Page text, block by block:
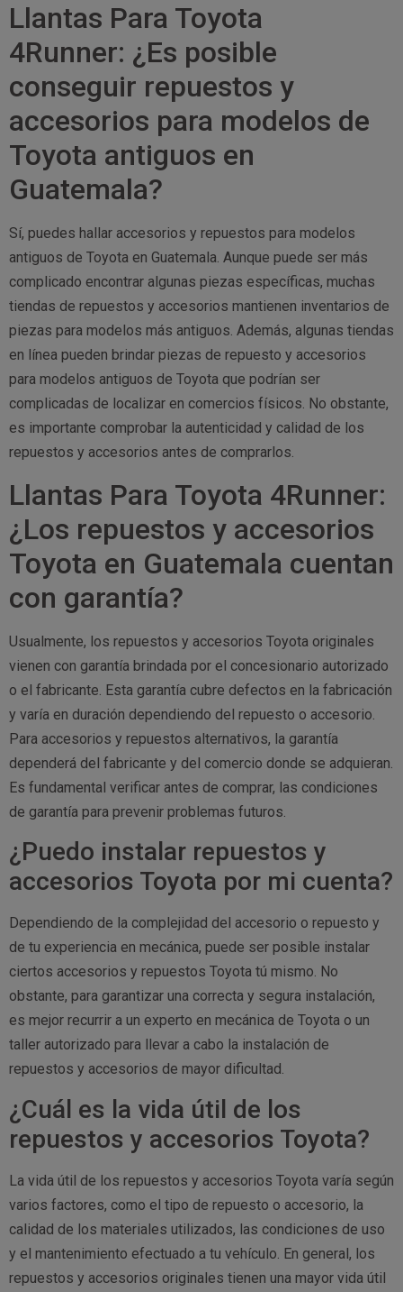
Llantas Para Toyota
4Runner: ¿Es posible
conseguir repuestos y
accesorios para modelos de
Toyota antiguos en
Guatemala?
Sí, puedes hallar accesorios y repuestos para modelos
antiguos de Toyota en Guatemala. Aunque puede ser más
complicado encontrar algunas piezas específicas, muchas
tiendas de repuestos y accesorios mantienen inventarios de
piezas para modelos más antiguos. Además, algunas tiendas
en línea pueden brindar piezas de repuesto y accesorios
para modelos antiguos de Toyota que podrían ser
complicadas de localizar en comercios físicos. No obstante,
es importante comprobar la autenticidad y calidad de los
repuestos y accesorios antes de comprarlos.
Llantas Para Toyota 4Runner:
¿Los repuestos y accesorios
Toyota en Guatemala cuentan
con garantía?
Usualmente, los repuestos y accesorios Toyota originales
vienen con garantía brindada por el concesionario autorizado
o el fabricante. Esta garantía cubre defectos en la fabricación
y varía en duración dependiendo del repuesto o accesorio.
Para accesorios y repuestos alternativos, la garantía
dependerá del fabricante y del comercio donde se adquieran.
Es fundamental verificar antes de comprar, las condiciones
de garantía para prevenir problemas futuros.
¿Puedo instalar repuestos y
accesorios Toyota por mi cuenta?
Dependiendo de la complejidad del accesorio o repuesto y
de tu experiencia en mecánica, puede ser posible instalar
ciertos accesorios y repuestos Toyota tú mismo. No
obstante, para garantizar una correcta y segura instalación,
es mejor recurrir a un experto en mecánica de Toyota o un
taller autorizado para llevar a cabo la instalación de
repuestos y accesorios de mayor dificultad.
¿Cuál es la vida útil de los
repuestos y accesorios Toyota?
La vida útil de los repuestos y accesorios Toyota varía según
varios factores, como el tipo de repuesto o accesorio, la
calidad de los materiales utilizados, las condiciones de uso
y el mantenimiento efectuado a tu vehículo. En general, los
repuestos y accesorios originales tienen una mayor vida útil